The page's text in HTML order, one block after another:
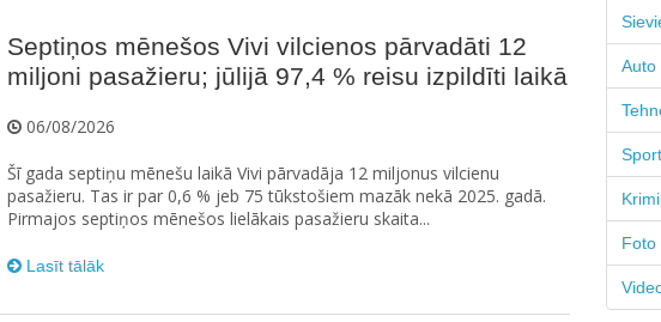
Septiņos mēnešos Vivi vilcienos pārvadāti 12
miljoni pasažieru; jūlijā 97,4 % reisu izpildīti laikā
06/08/2026
Šī gada septiņu mēnešu laikā Vivi pārvadāja 12 miljonus vilcienu
pasažieru. Tas ir par 0,6 % jeb 75 tūkstošiem mazāk nekā 2025. gadā.
Pirmajos septiņos mēnešos lielākais pasažieru skaita...
Lasīt tālāk
Auto
Foto